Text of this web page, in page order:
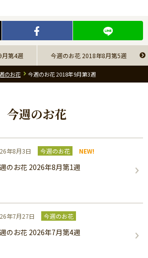
第4週 今週のお花 2018年8月第5週
のお花 今週のお花 2018年9月第3週
今週のお花
年8月3日 今週のお花 NEW!
のお花 2026年8月第1週
年7月27日 今週のお花
のお花 2026年7月第4週